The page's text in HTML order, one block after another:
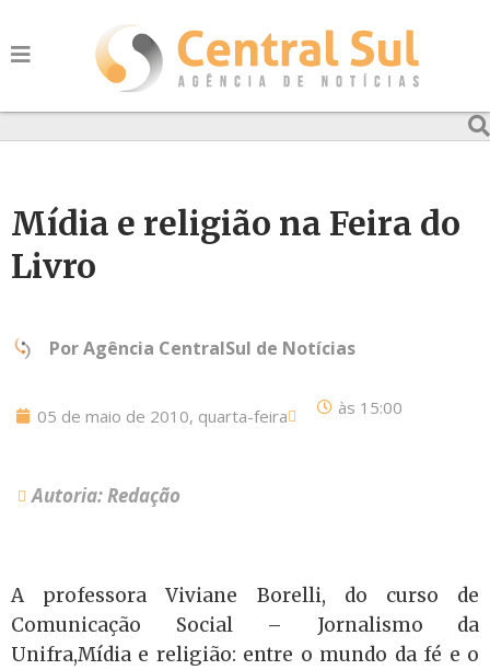
Mídia e religião na Feira do
Livro
PorAgência CentralSul de Notícias
05 de maio de 2010, quarta-feira às 15:00
Autoria: Redação
A professora Viviane Borelli, do curso de
Comunicação Social – Jornalismo da
Unifra,Mídia e religião: entre o mundo da fé e o